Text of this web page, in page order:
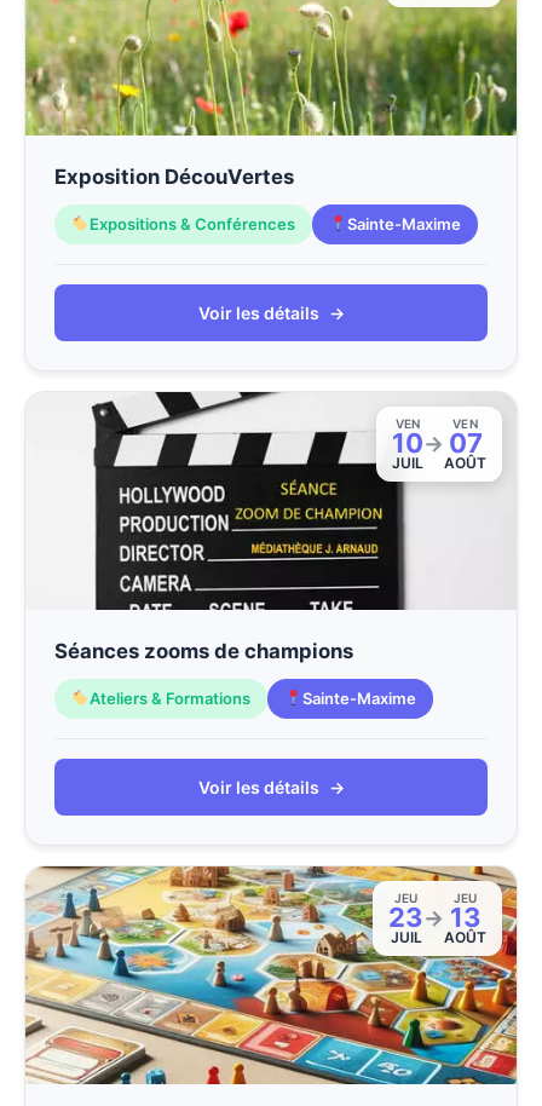
Exposition DécouVertes
Expositions & Conférences Sainte-Maxime
Voir les détails →
VEN
10
JUIL
→
VEN
07
AOÛT
Séances zooms de champions
Ateliers & Formations Sainte-Maxime
Voir les détails →
JEU
23
JUIL
→
JEU
13
AOÛT